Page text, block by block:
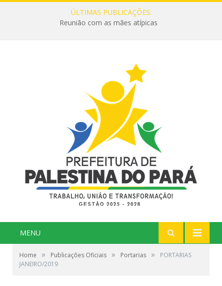
ÚLTIMAS PUBLICAÇÕES:
Reunião com as mães atípicas
MENU
Home » Publicações Oficiais » Portarias »
PORTARIAS
JANEIRO/2019